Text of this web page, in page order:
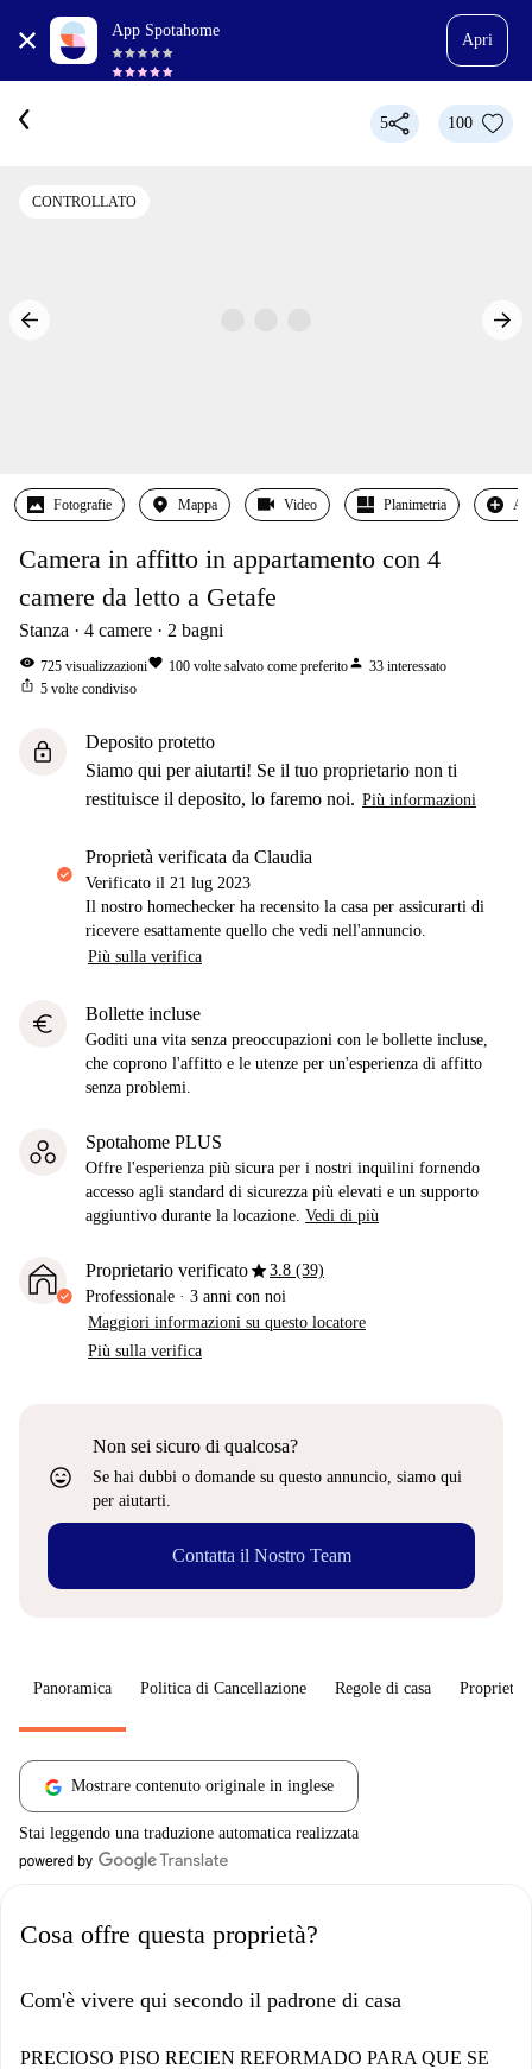
App Spotahome
Apri
5 100
CONTROLLATO
Fotografie Mappa Video Planimetria
Camera in affitto in appartamento con 4
camere da letto a Getafe
Stanza 4 camere 2 bagni
visibility 725 visualizzazionifavorite 100 volte salvato come preferitoperson 33 interessato
ios_share 5 volte condiviso
lock
Deposito protetto
Siamo qui per aiutarti! Se il tuo proprietario non ti
restituisce il deposito, lo faremo noi. Più informazioni
proprietà verificata da Claudia
Verificato il 21 lug 2023
Il nostro homechecker ha recensito la casa per assicurarti di
ricevere esattamente quello che vedi nell'annuncio.
Più sulla verifica
euro Bollette incluse
Goditi una vita senza preoccupazioni con le bollette incluse,
che coprono l'affitto e le utenze per un'esperienza di affitto
senza problemi.
Spotahome PLUS
Offre l'esperienza più sicura per i nostri inquilini fornendo
accesso agli standard di sicurezza più elevati e un supporto
aggiuntivo durante la locazione. Vedi di più
Proprietario verificatostar3.8 (39)
Professionale · 3 anni con noi
Maggiori informazioni su questo locatore
Più sulla verifica
sentiment_very_satisfied
Non sei sicuro di qualcosa?
Se hai dubbi o domande su questo annuncio, siamo qui
per aiutarti.
Contatta il Nostro Team
Panoramica Politica di Cancellazione Regole di casa
Mostrare contenuto originale in inglese
Stai leggendo una traduzione automatica realizzata
Cosa offre questa proprietà?
Com'è vivere qui secondo il padrone di casa
PRECIOSO PISO RECIEN REFORMADO PARA QUE SE